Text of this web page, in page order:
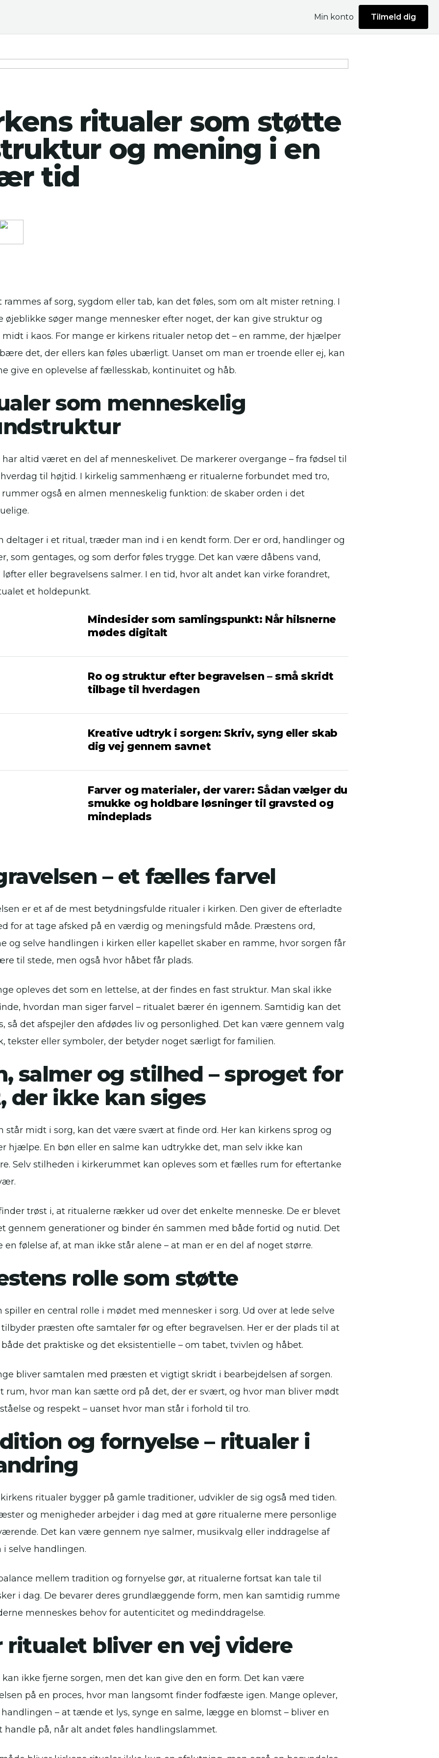
Min konto Tilmeld dig
ritualer som støtte
og mening i en
tid
rammes af sorg, sygdom eller tab, kan det føles, som om alt mister retning. I
øjeblikke søger mange mennesker efter noget, der kan give struktur og
i kaos. For mange er kirkens ritualer netop det – en ramme, der hjælper
det, der ellers kan føles ubærligt. Uanset om man er troende eller ej, kan
give en oplevelse af fællesskab, kontinuitet og håb.
som menneskelig
altid været en del af menneskelivet. De markerer overgange – fra fødsel til
hverdag til højtid. I kirkelig sammenhæng er ritualerne forbundet med tro,
også en almen menneskelig funktion: de skaber orden i det
deltager i et ritual, træder man ind i en kendt form. Der er ord, handlinger og
som gentages, og som derfor føles trygge. Det kan være dåbens vand,
løfter eller begravelsens salmer. I en tid, hvor alt andet kan virke forandret,
et holdepunkt.
Mindesider som samlingspunkt: Når hilsnerne
mødes digitalt
Ro og struktur efter begravelsen – små skridt
tilbage til hverdagen
Kreative udtryk i sorgen: Skriv, syng eller skab
dig vej gennem savnet
Farver og materialer, der varer: Sådan vælger du
smukke og holdbare løsninger til gravsted og
mindeplads
– et fælles farvel
er et af de mest betydningsfulde ritualer i kirken. Den giver de efterladte
for at tage afsked på en værdig og meningsfuld måde. Præstens ord,
og selve handlingen i kirken eller kapellet skaber en ramme, hvor sorgen får
til stede, men også hvor håbet får plads.
opleves det som en lettelse, at der findes en fast struktur. Man skal ikke
hvordan man siger farvel – ritualet bærer én igennem. Samtidig kan det
så det afspejler den afdødes liv og personlighed. Det kan være gennem valg
tekster eller symboler, der betyder noget særligt for familien.
salmer og stilhed – sproget for
der ikke kan siges
står midt i sorg, kan det være svært at finde ord. Her kan kirkens sprog og
hjælpe. En bøn eller en salme kan udtrykke det, man selv ikke kan
Selv stilheden i kirkerummet kan opleves som et fælles rum for eftertanke
trøst i, at ritualerne rækker ud over det enkelte menneske. De er blevet
gennem generationer og binder én sammen med både fortid og nutid. Det
en følelse af, at man ikke står alene – at man er en del af noget større.
rolle som støtte
en central rolle i mødet med mennesker i sorg. Ud over at lede selve
præsten ofte samtaler før og efter begravelsen. Her er der plads til at
det praktiske og det eksistentielle – om tabet, tvivlen og håbet.
bliver samtalen med præsten et vigtigt skridt i bearbejdelsen af sorgen.
rum, hvor man kan sætte ord på det, der er svært, og hvor man bliver mødt
og respekt – uanset hvor man står i forhold til tro.
og fornyelse – ritualer i
ritualer bygger på gamle traditioner, udvikler de sig også med tiden.
og menigheder arbejder i dag med at gøre ritualerne mere personlige
Det kan være gennem nye salmer, musikvalg eller inddragelse af
selve handlingen.
mellem tradition og fornyelse gør, at ritualerne fortsat kan tale til
i dag. De bevarer deres grundlæggende form, men kan samtidig rumme
menneskes behov for autenticitet og medinddragelse.
ritualet bliver en vej videre
ikke fjerne sorgen, men det kan give den en form. Det kan være
på en proces, hvor man langsomt finder fodfæste igen. Mange oplever,
handlingen – at tænde et lys, synge en salme, lægge en blomst – bliver en
handle på, når alt andet føles handlingslammet.